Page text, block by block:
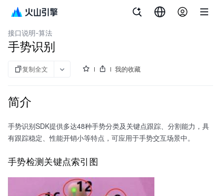
智能美化特效
接口说明-算法
手势识别
复制全文 我的收藏
简介
手势识别SDK提供多达48种手势分类及关键点跟踪、分割能力，具
有跟踪稳定、性能开销小等特点，可应用于手势交互场景中。
手势检测关键点索引图